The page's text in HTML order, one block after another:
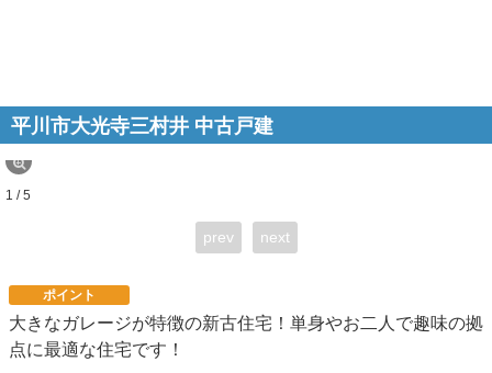
平川市大光寺三村井 中古戸建
1 / 5
prev next
ポイント
大きなガレージが特徴の新古住宅！単身やお二人で趣味の拠
点に最適な住宅です！